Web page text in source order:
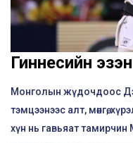
Гиннесийн
Монголын жүдочдоос
тэмцээнээс алт, мөнгө,
хүн нь гавьяат тамирчин